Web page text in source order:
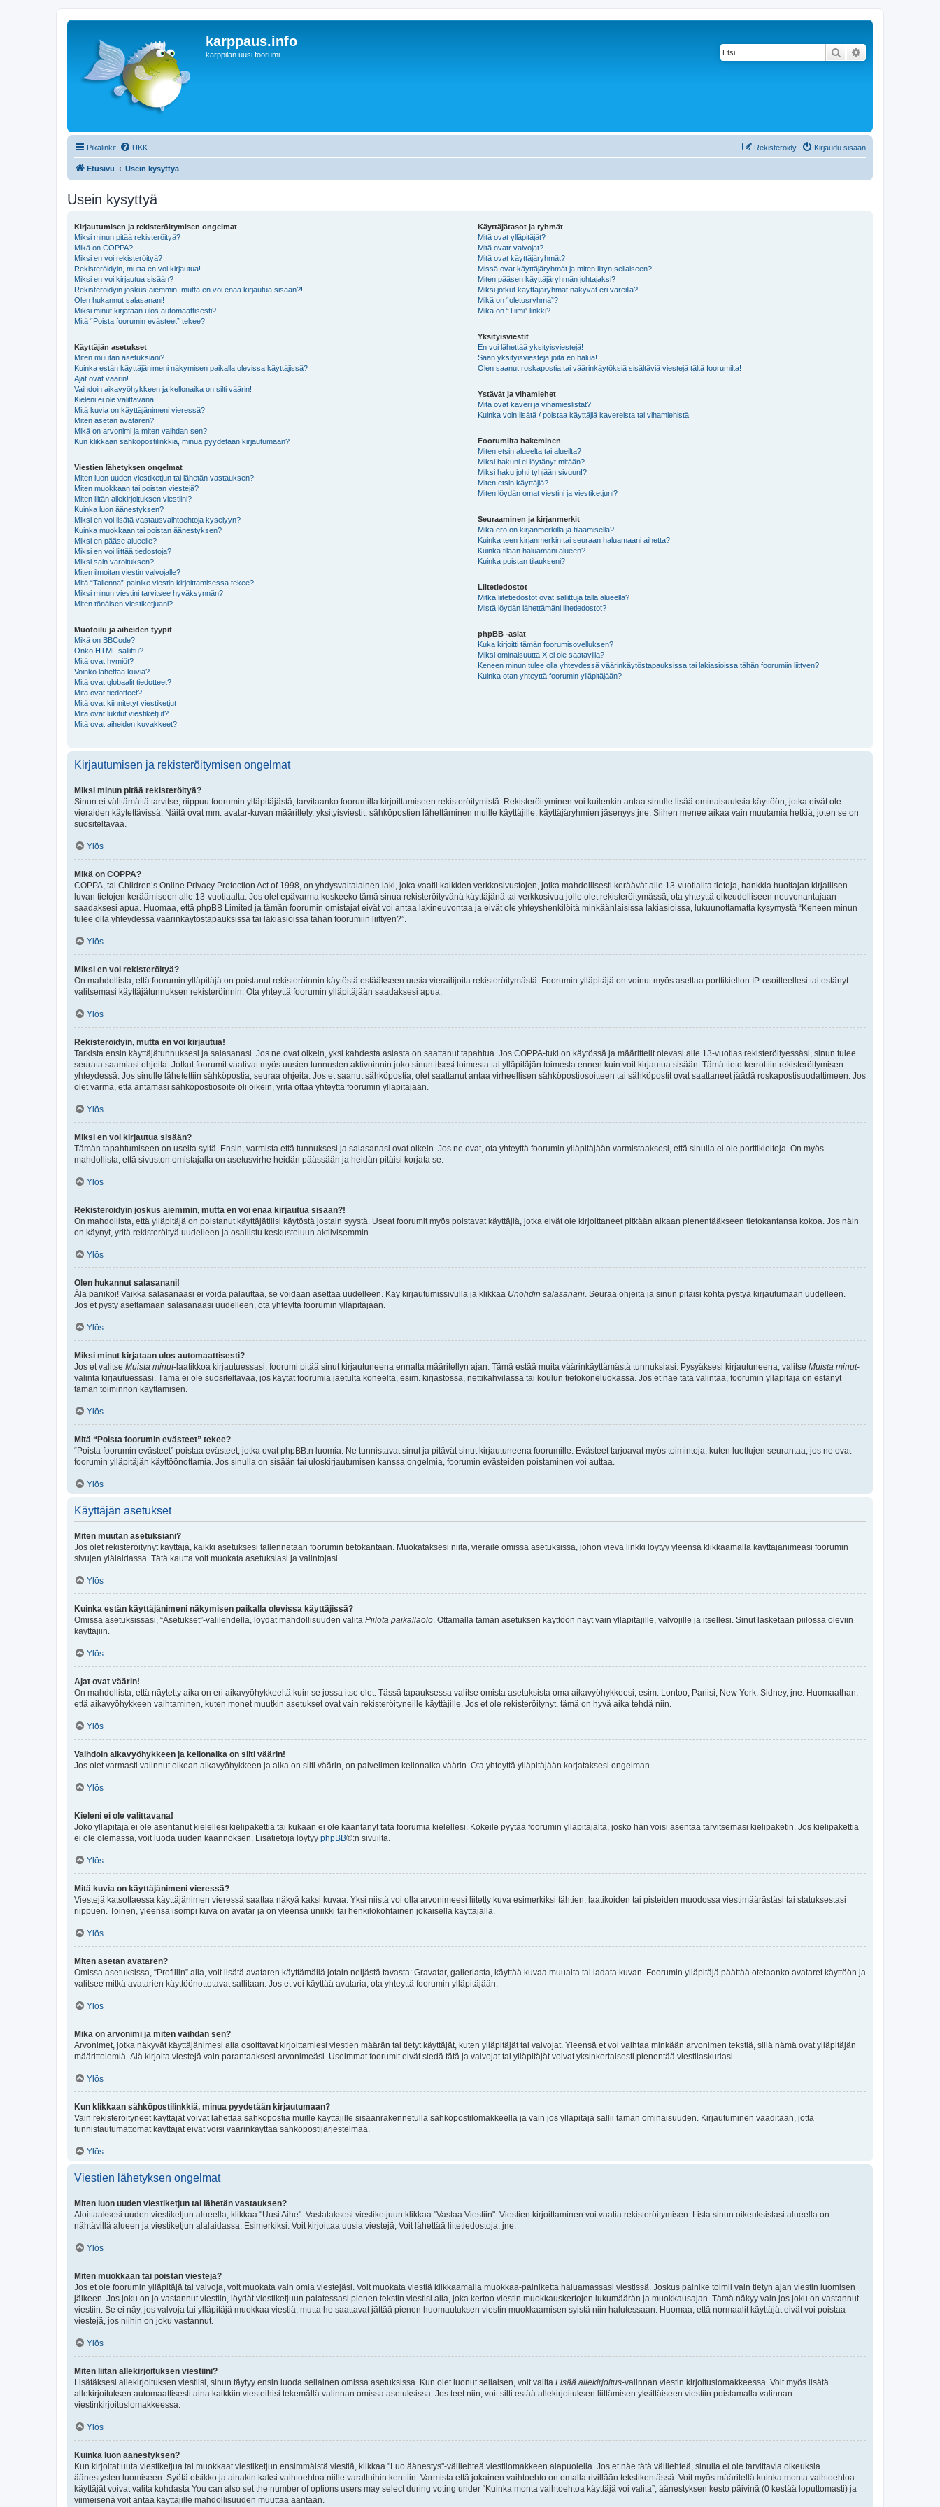
karppaus.info
karppilan uusi foorumi Etsi
Pikalinkit UKK Kirjaudu sisään
Rekisteröidy
Etusivu Usein kysyttyä
Usein kysyttyä
Kirjautumisen ja rekisteröitymisen ongelmat
Miksi minun pitää rekisteröityä?
Mikä on COPPA?
Miksi en voi rekisteröityä?
Rekisteröidyin, mutta en voi kirjautua!
Miksi en voi kirjautua sisään?
Rekisteröidyin joskus aiemmin, mutta en voi enää kirjautua sisään?!
Olen hukannut salasanani!
Miksi minut kirjataan ulos automaattisesti?
Mitä “Poista foorumin evästeet” tekee?
Käyttäjän asetukset
Miten muutan asetuksiani?
Kuinka estän käyttäjänimeni näkymisen paikalla olevissa käyttäjissä?
Ajat ovat väärin!
Vaihdoin aikavyöhykkeen ja kellonaika on silti väärin!
Kieleni ei ole valittavana!
Mitä kuvia on käyttäjänimeni vieressä?
Miten asetan avataren?
Mikä on arvonimi ja miten vaihdan sen?
Kun klikkaan sähköpostilinkkiä, minua pyydetään kirjautumaan?
Viestien lähetyksen ongelmat
Miten luon uuden viestiketjun tai lähetän vastauksen?
Miten muokkaan tai poistan viestejä?
Miten liitän allekirjoituksen viestiini?
Kuinka luon äänestyksen?
Miksi en voi lisätä vastausvaihtoehtoja kyselyyn?
Kuinka muokkaan tai poistan äänestyksen?
Miksi en pääse alueelle?
Miksi en voi liittää tiedostoja?
Miksi sain varoituksen?
Miten ilmoitan viestin valvojalle?
Mitä “Tallenna”-painike viestin kirjoittamisessa tekee?
Miksi minun viestini tarvitsee hyväksynnän?
Miten tönäisen viestiketjuani?
Muotoilu ja aiheiden tyypit
Mikä on BBCode?
Onko HTML sallittu?
Mitä ovat hymiöt?
Voinko lähettää kuvia?
Mitä ovat globaalit tiedotteet?
Mitä ovat tiedotteet?
Mitä ovat kiinnitetyt viestiketjut
Mitä ovat lukitut viestiketjut?
Mitä ovat aiheiden kuvakkeet?
Käyttäjätasot ja ryhmät
Mitä ovat ylläpitäjät?
Mitä ovatr valvojat?
Mitä ovat käyttäjäryhmät?
Missä ovat käyttäjäryhmät ja miten liityn sellaiseen?
Miten pääsen käyttäjäryhmän johtajaksi?
Miksi jotkut käyttäjäryhmät näkyvät eri väreillä?
Mikä on “oletusryhmä”?
Mikä on “Tiimi” linkki?
Yksityisviestit
En voi lähettää yksityisviestejä!
Saan yksityisviestejä joita en halua!
Olen saanut roskapostia tai väärinkäytöksiä sisältäviä viestejä tältä foorumilta!
Ystävät ja vihamiehet
Mitä ovat kaveri ja vihamieslistat?
Kuinka voin lisätä / poistaa käyttäjiä kavereista tai vihamiehistä
Foorumilta hakeminen
Miten etsin alueelta tai alueilta?
Miksi hakuni ei löytänyt mitään?
Miksi haku johti tyhjään sivuun!?
Miten etsin käyttäjiä?
Miten löydän omat viestini ja viestiketjuni?
Seuraaminen ja kirjanmerkit
Mikä ero on kirjanmerkillä ja tilaamisella?
Kuinka teen kirjanmerkin tai seuraan haluamaani aihetta?
Kuinka tilaan haluamani alueen?
Kuinka poistan tilaukseni?
Liitetiedostot
Mitkä liitetiedostot ovat sallittuja tällä alueella?
Mistä löydän lähettämäni liitetiedostot?
phpBB -asiat
Kuka kirjoitti tämän foorumisovelluksen?
Miksi ominaisuutta X ei ole saatavilla?
Keneen minun tulee olla yhteydessä väärinkäytöstapauksissa tai lakiasioissa tähän foorumiin liittyen?
Kuinka otan yhteyttä foorumin ylläpitäjään?
Kirjautumisen ja rekisteröitymisen ongelmat
Miksi minun pitää rekisteröityä?
Sinun ei välttämättä tarvitse, riippuu foorumin ylläpitäjästä, tarvitaanko foorumilla kirjoittamiseen rekisteröitymistä. Rekisteröityminen voi kuitenkin antaa sinulle lisää ominaisuuksia käyttöön, jotka eivät ole
vieraiden käytettävissä. Näitä ovat mm. avatar-kuvan määrittely, yksityisviestit, sähköpostien lähettäminen muille käyttäjille, käyttäjäryhmien jäsenyys jne. Siihen menee aikaa vain muutamia hetkiä, joten se on
suositeltavaa.
Ylös
Mikä on COPPA?
COPPA, tai Children’s Online Privacy Protection Act of 1998, on yhdysvaltalainen laki, joka vaatii kaikkien verkkosivustojen, jotka mahdollisesti keräävät alle 13-vuotiailta tietoja, hankkia huoltajan kirjallisen
luvan tietojen keräämiseen alle 13-vuotiaalta. Jos olet epävarma koskeeko tämä sinua rekisteröityvänä käyttäjänä tai verkkosivua jolle olet rekisteröitymässä, ota yhteyttä oikeudelliseen neuvonantajaan
saadaksesi apua. Huomaa, että phpBB Limited ja tämän foorumin omistajat eivät voi antaa lakineuvontaa ja eivät ole yhteyshenkilöitä minkäänlaisissa lakiasioissa, lukuunottamatta kysymystä “Keneen minun
tulee olla yhteydessä väärinkäytöstapauksissa tai lakiasioissa tähän foorumiin liittyen?”.
Ylös
Miksi en voi rekisteröityä?
On mahdollista, että foorumin ylläpitäjä on poistanut rekisteröinnin käytöstä estääkseen uusia vierailijoita rekisteröitymästä. Foorumin ylläpitäjä on voinut myös asettaa porttikiellon IP-osoitteellesi tai estänyt
valitsemasi käyttäjätunnuksen rekisteröinnin. Ota yhteyttä foorumin ylläpitäjään saadaksesi apua.
Ylös
Rekisteröidyin, mutta en voi kirjautua!
Tarkista ensin käyttäjätunnuksesi ja salasanasi. Jos ne ovat oikein, yksi kahdesta asiasta on saattanut tapahtua. Jos COPPA-tuki on käytössä ja määrittelit olevasi alle 13-vuotias rekisteröityessäsi, sinun tulee
seurata saamiasi ohjeita. Jotkut foorumit vaativat myös uusien tunnusten aktivoinnin joko sinun itsesi toimesta tai ylläpitäjän toimesta ennen kuin voit kirjautua sisään. Tämä tieto kerrottiin rekisteröitymisen
yhteydessä. Jos sinulle lähetettiin sähköpostia, seuraa ohjeita. Jos et saanut sähköpostia, olet saattanut antaa virheellisen sähköpostiosoitteen tai sähköpostit ovat saattaneet jäädä roskapostisuodattimeen. Jos
olet varma, että antamasi sähköpostiosoite oli oikein, yritä ottaa yhteyttä foorumin ylläpitäjään.
Ylös
Miksi en voi kirjautua sisään?
Tämän tapahtumiseen on useita syitä. Ensin, varmista että tunnuksesi ja salasanasi ovat oikein. Jos ne ovat, ota yhteyttä foorumin ylläpitäjään varmistaaksesi, että sinulla ei ole porttikieltoja. On myös
mahdollista, että sivuston omistajalla on asetusvirhe heidän päässään ja heidän pitäisi korjata se.
Ylös
Rekisteröidyin joskus aiemmin, mutta en voi enää kirjautua sisään?!
On mahdollista, että ylläpitäjä on poistanut käyttäjätilisi käytöstä jostain syystä. Useat foorumit myös poistavat käyttäjiä, jotka eivät ole kirjoittaneet pitkään aikaan pienentääkseen tietokantansa kokoa. Jos näin
on käynyt, yritä rekisteröityä uudelleen ja osallistu keskusteluun aktiivisemmin.
Ylös
Olen hukannut salasanani!
Älä panikoi! Vaikka salasanaasi ei voida palauttaa, se voidaan asettaa uudelleen. Käy kirjautumissivulla ja klikkaa Unohdin salasanani. Seuraa ohjeita ja sinun pitäisi kohta pystyä kirjautumaan uudelleen.
Jos et pysty asettamaan salasanaasi uudelleen, ota yhteyttä foorumin ylläpitäjään.
Ylös
Miksi minut kirjataan ulos automaattisesti?
Jos et valitse Muista minut-laatikkoa kirjautuessasi, foorumi pitää sinut kirjautuneena ennalta määritellyn ajan. Tämä estää muita väärinkäyttämästä tunnuksiasi. Pysyäksesi kirjautuneena, valitse Muista minut-
valinta kirjautuessasi. Tämä ei ole suositeltavaa, jos käytät foorumia jaetulta koneelta, esim. kirjastossa, nettikahvilassa tai koulun tietokoneluokassa. Jos et näe tätä valintaa, foorumin ylläpitäjä on estänyt
tämän toiminnon käyttämisen.
Ylös
Mitä “Poista foorumin evästeet” tekee?
“Poista foorumin evästeet” poistaa evästeet, jotka ovat phpBB:n luomia. Ne tunnistavat sinut ja pitävät sinut kirjautuneena foorumille. Evästeet tarjoavat myös toimintoja, kuten luettujen seurantaa, jos ne ovat
foorumin ylläpitäjän käyttöönottamia. Jos sinulla on sisään tai uloskirjautumisen kanssa ongelmia, foorumin evästeiden poistaminen voi auttaa.
Ylös
Käyttäjän asetukset
Miten muutan asetuksiani?
Jos olet rekisteröitynyt käyttäjä, kaikki asetuksesi tallennetaan foorumin tietokantaan. Muokataksesi niitä, vieraile omissa asetuksissa, johon vievä linkki löytyy yleensä klikkaamalla käyttäjänimeäsi foorumin
sivujen ylälaidassa. Tätä kautta voit muokata asetuksiasi ja valintojasi.
Ylös
Kuinka estän käyttäjänimeni näkymisen paikalla olevissa käyttäjissä?
Omissa asetuksissasi, “Asetukset”-välilehdellä, löydät mahdollisuuden valita Piilota paikallaolo. Ottamalla tämän asetuksen käyttöön näyt vain ylläpitäjille, valvojille ja itsellesi. Sinut lasketaan piilossa oleviin
käyttäjiin.
Ylös
Ajat ovat väärin!
On mahdollista, että näytetty aika on eri aikavyöhykkeeltä kuin se jossa itse olet. Tässä tapauksessa valitse omista asetuksista oma aikavyöhykkeesi, esim. Lontoo, Pariisi, New York, Sidney, jne. Huomaathan,
että aikavyöhykkeen vaihtaminen, kuten monet muutkin asetukset ovat vain rekisteröityneille käyttäjille. Jos et ole rekisteröitynyt, tämä on hyvä aika tehdä niin.
Ylös
Vaihdoin aikavyöhykkeen ja kellonaika on silti väärin!
Jos olet varmasti valinnut oikean aikavyöhykkeen ja aika on silti väärin, on palvelimen kellonaika väärin. Ota yhteyttä ylläpitäjään korjataksesi ongelman.
Ylös
Kieleni ei ole valittavana!
Joko ylläpitäjä ei ole asentanut kielellesi kielipakettia tai kukaan ei ole kääntänyt tätä foorumia kielellesi. Kokeile pyytää foorumin ylläpitäjältä, josko hän voisi asentaa tarvitsemasi kielipaketin. Jos kielipakettia
ei ole olemassa, voit luoda uuden käännöksen. Lisätietoja löytyy phpBB®:n sivuilta.
Ylös
Mitä kuvia on käyttäjänimeni vieressä?
Viestejä katsottaessa käyttäjänimen vieressä saattaa näkyä kaksi kuvaa. Yksi niistä voi olla arvonimeesi liitetty kuva esimerkiksi tähtien, laatikoiden tai pisteiden muodossa viestimäärästäsi tai statuksestasi
riippuen. Toinen, yleensä isompi kuva on avatar ja on yleensä uniikki tai henkilökohtainen jokaisella käyttäjällä.
Ylös
Miten asetan avataren?
Omissa asetuksissa, “Profiilin” alla, voit lisätä avataren käyttämällä jotain neljästä tavasta: Gravatar, galleriasta, käyttää kuvaa muualta tai ladata kuvan. Foorumin ylläpitäjä päättää otetaanko avataret käyttöön ja
valitsee mitkä avatarien käyttöönottotavat sallitaan. Jos et voi käyttää avataria, ota yhteyttä foorumin ylläpitäjään.
Ylös
Mikä on arvonimi ja miten vaihdan sen?
Arvonimet, jotka näkyvät käyttäjänimesi alla osoittavat kirjoittamiesi viestien määrän tai tietyt käyttäjät, kuten ylläpitäjät tai valvojat. Yleensä et voi vaihtaa minkään arvonimen tekstiä, sillä nämä ovat ylläpitäjän
määrittelemiä. Älä kirjoita viestejä vain parantaaksesi arvonimeäsi. Useimmat foorumit eivät siedä tätä ja valvojat tai ylläpitäjät voivat yksinkertaisesti pienentää viestilaskuriasi.
Ylös
Kun klikkaan sähköpostilinkkiä, minua pyydetään kirjautumaan?
Vain rekisteröityneet käyttäjät voivat lähettää sähköpostia muille käyttäjille sisäänrakennetulla sähköpostilomakkeella ja vain jos ylläpitäjä sallii tämän ominaisuuden. Kirjautuminen vaaditaan, jotta
tunnistautumattomat käyttäjät eivät voisi väärinkäyttää sähköpostijärjestelmää.
Ylös
Viestien lähetyksen ongelmat
Miten luon uuden viestiketjun tai lähetän vastauksen?
Aloittaaksesi uuden viestiketjun alueella, klikkaa "Uusi Aihe". Vastataksesi viestiketjuun klikkaa "Vastaa Viestiin". Viestien kirjoittaminen voi vaatia rekisteröitymisen. Lista sinun oikeuksistasi alueella on
nähtävillä alueen ja viestiketjun alalaidassa. Esimerkiksi: Voit kirjoittaa uusia viestejä, Voit lähettää liitetiedostoja, jne.
Ylös
Miten muokkaan tai poistan viestejä?
Jos et ole foorumin ylläpitäjä tai valvoja, voit muokata vain omia viestejäsi. Voit muokata viestiä klikkaamalla muokkaa-painiketta haluamassasi viestissä. Joskus painike toimii vain tietyn ajan viestin luomisen
jälkeen. Jos joku on jo vastannut viestiin, löydät viestiketjuun palatessasi pienen tekstin viestisi alla, joka kertoo viestin muokkauskertojen lukumäärän ja muokkausajan. Tämä näkyy vain jos joku on vastannut
viestiin. Se ei näy, jos valvoja tai ylläpitäjä muokkaa viestiä, mutta he saattavat jättää pienen huomautuksen viestin muokkaamisen syistä niin halutessaan. Huomaa, että normaalit käyttäjät eivät voi poistaa
viestejä, jos niihin on joku vastannut.
Ylös
Miten liitän allekirjoituksen viestiini?
Lisätäksesi allekirjoituksen viestiisi, sinun täytyy ensin luoda sellainen omissa asetuksissa. Kun olet luonut sellaisen, voit valita Lisää allekirjoitus-valinnan viestin kirjoituslomakkeessa. Voit myös lisätä
allekirjoituksen automaattisesti aina kaikkiin viesteihisi tekemällä valinnan omissa asetuksissa. Jos teet niin, voit silti estää allekirjoituksen liittämisen yksittäiseen viestiin poistamalla valinnan
viestinkirjoituslomakkeessa.
Ylös
Kuinka luon äänestyksen?
Kun kirjoitat uuta viestiketjua tai muokkaat viestiketjun ensimmäistä viestiä, klikkaa "Luo äänestys"-välilehteä viestilomakkeen alapuolella. Jos et näe tätä välilehteä, sinulla ei ole tarvittavia oikeuksia
äänestysten luomiseen. Syötä otsikko ja ainakin kaksi vaihtoehtoa niille varattuihin kenttiin. Varmista että jokainen vaihtoehto on omalla rivillään tekstikentässä. Voit myös määritellä kuinka monta vaihtoehtoa
käyttäjät voivat valita kohdasta You can also set the number of options users may select during voting under “Kuinka monta vaihtoehtoa käyttäjä voi valita”, äänestyksen kesto päivinä (0 kestää loputtomasti) ja
viimeisenä voit antaa käyttäjille mahdollisuuden muuttaa ääntään.